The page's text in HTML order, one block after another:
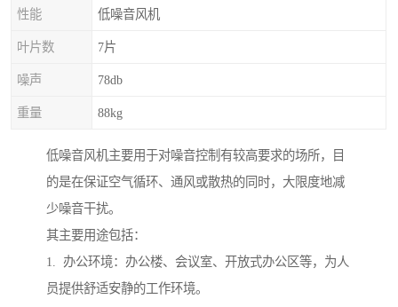
性能 低噪音风机
叶片数 7片
噪声 78db
重量 88kg
低噪音风机主要用于对噪音控制有较高要求的场所，目
的是在保证空气循环、通风或散热的同时，大限度地减
少噪音干扰。
其主要用途包括：
1. 办公环境：办公楼、会议室、开放式办公区等，为人
员提供舒适安静的工作环境。